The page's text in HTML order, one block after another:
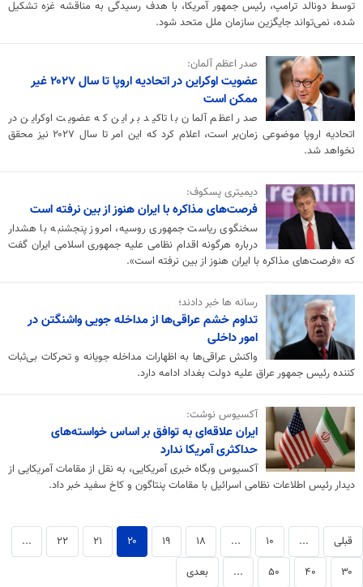
توسط دونالد ترامپ، رئیس جمهور آمریکا، با هدف رسیدگی به مناقشه غزه تشکیل
شده، نمی‌تواند جایگزین سازمان ملل متحد شود.
صدر اعظم آلمان:
عضویت اوکراین در اتحادیه اروپا تا سال ۲۰۲۷ غیر
ممکن است
صدر اعظم آلمان با تاکید بر این که عضویت اوکراین در
اتحادیه اروپا موضوعی زمان‌بر است، اعلام کرد که این امر تا سال ۲۰۲۷ نیز محقق
نخواهد شد.
دیمیتری پسکوف:
فرصت‌های مذاکره با ایران هنوز از بین نرفته است
سخنگوی ریاست جمهوری روسیه، امروز پنجشنبه با هشدار
درباره هرگونه اقدام نظامی علیه جمهوری اسلامی ایران گفت
که «فرصت‌های مذاکره با ایران هنوز از بین نرفته است».
رسانه ها خبر دادند؛
تداوم خشم عراقی‌ها از مداخله‌ جویی واشنگتن در
امور داخلی
واکنش عراقی‌ها به اظهارات مداخله جویانه و تحرکات بی‌ثبات
کننده رئیس جمهور عراق علیه دولت بغداد ادامه دارد.
آکسیوس نوشت:
ایران علاقه‌ای به توافق بر اساس خواسته‌های
حداکثری آمریکا ندارد
آکسیوس وبگاه خبری آمریکایی، به نقل از مقامات آمریکایی از
دیدار رئیس اطلاعات نظامی اسرائیل با مقامات پنتاگون و کاخ سفید خبر داد.
قبلی ... ۱۰ ... ۱۸ ۱۹ ۲۰ ۲۱ ۲۲
...
۳۰
۴۰ ۵۰ ... بعدی